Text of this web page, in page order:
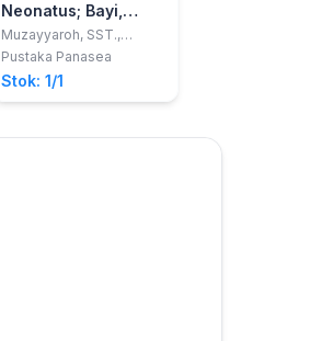
Neonatus; Bayi,
Balita dan Anak Pra
Sekolah
Muzayyaroh, SST.,
M.Keb.; Dian Puspita Yani,
Pustaka Panasea
Stok: 1/1